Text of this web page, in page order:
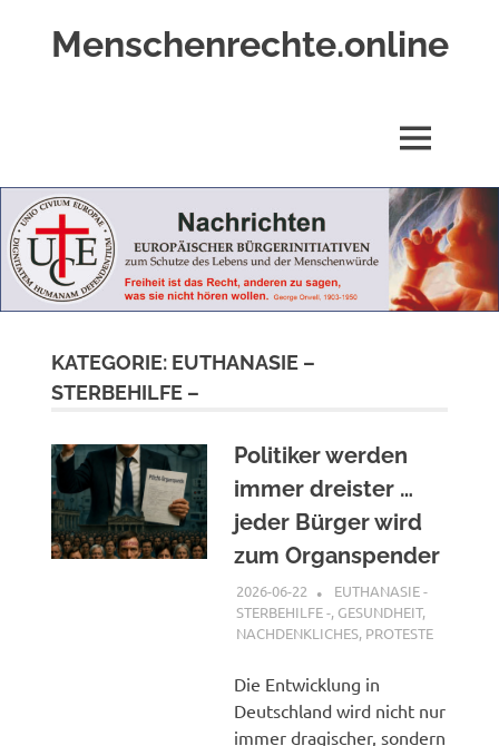
Menschenrechte.online
Geborene
wie
für
Ungeborene
MENÜ
KATEGORIE: EUTHANASIE –
STERBEHILFE –
Politiker werden
immer dreister …
jeder Bürger wird
zum Organspender
2026-06-22 XX
EUTHANASIE -
STERBEHILFE -, GESUNDHEIT,
NACHDENKLICHES, PROTESTE
Die Entwicklung in
Deutschland wird nicht nur
immer dragischer, sondern